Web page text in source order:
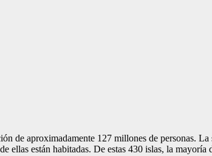
de aproximadamente 127 millones de personas.
ellas están habitadas. De estas 430 islas, la